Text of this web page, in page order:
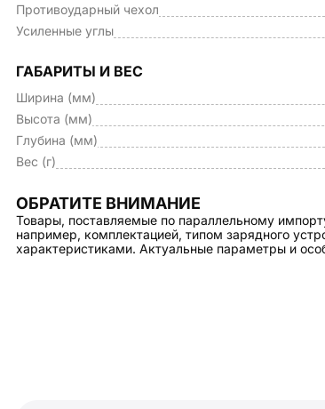
Противоударный чехол
Усиленные углы
ГАБАРИТЫ И ВЕС
Ширина (мм)
Высота (мм)
Глубина (мм)
Вес (г)
ОБРАТИТЕ ВНИМАНИЕ
Товары, поставляемые по параллельному
например, комплектацией, типом зарядного
характеристиками. Актуальные параметры и